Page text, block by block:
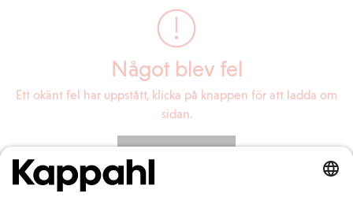
Något blev fel
Ett okänt fel har uppstått, klicka på knappen för att ladda om
sidan.